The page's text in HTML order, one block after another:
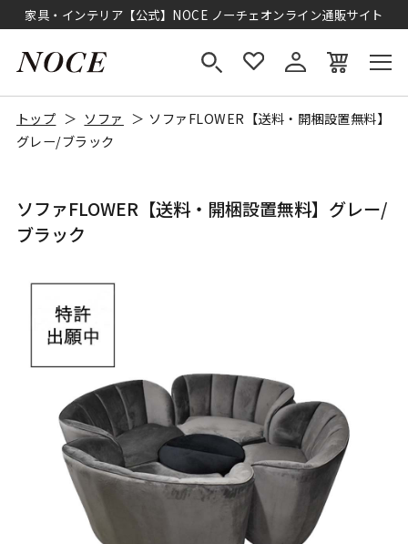
家具・インテリア【公式】NOCE ノーチェオンライン通販サイト
トップ ソファ
ソファFLOWER【送料・開梱設置無料】
グレー/ブラック
ソファFLOWER【送料・開梱設置無料】グレー/
ブラック